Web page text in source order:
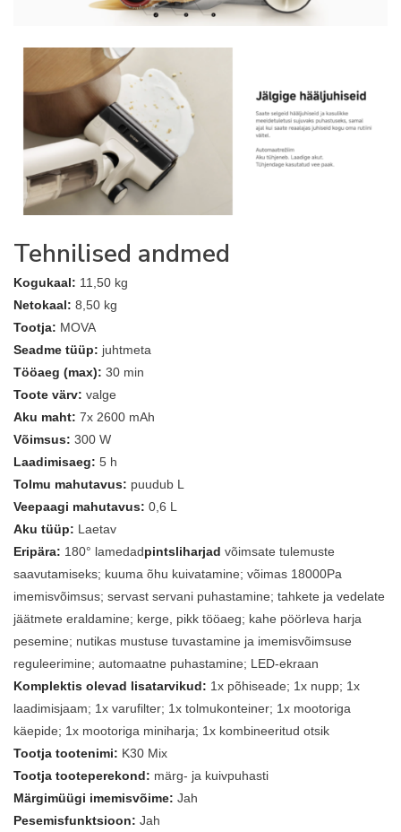
Tehnilised andmed
Kogukaal: 11,50 kg
Netokaal: 8,50 kg
Tootja: MOVA
Seadme tüüp: juhtmeta
Tööaeg (max): 30 min
Toote värv: valge
Aku maht: 7x 2600 mAh
Võimsus: 300 W
Laadimisaeg: 5 h
Tolmu mahutavus: puudub L
Veepaagi mahutavus: 0,6 L
Aku tüüp: Laetav
Eripära: 180° lamedadpintsliharjad võimsate tulemuste
saavutamiseks; kuuma õhu kuivatamine; võimas 18000Pa
imemisvõimsus; servast servani puhastamine; tahkete ja vedelate
jäätmete eraldamine; kerge, pikk tööaeg; kahe pöörleva harja
pesemine; nutikas mustuse tuvastamine ja imemisvõimsuse
reguleerimine; automaatne puhastamine; LED-ekraan
Komplektis olevad lisatarvikud: 1x põhiseade; 1x nupp; 1x
laadimisjaam; 1x varufilter; 1x tolmukonteiner; 1x mootoriga
käepide; 1x mootoriga miniharja; 1x kombineeritud otsik
Tootja tootenimi: K30 Mix
Tootja tooteperekond: märg- ja kuivpuhasti
Märgimüügi imemisvõime: Jah
Pesemisfunktsioon: Jah